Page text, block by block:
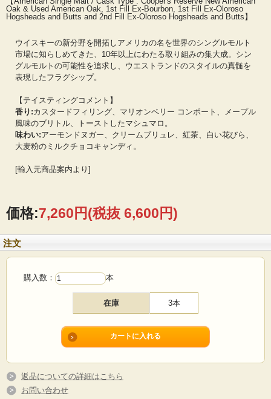
文化的な複雑さを反映しています。複雑な風味と香りを持つ高品質な大麦と、こ
の地域特有の手付かずの水源が、素晴らしいウイスキーの中核を成しています。
見事に形作っています。熟成過程では、オークの特長を見極めて絶妙な樽の構成
を組み立てています。これにより、フルーティーでありながら複雑、大麦の風味
にフォーカスした仕上がり、滑らかで香り高いキャラクターが得られるのです。
Oak & Used American Oak, 1st Fill Ex-Bourbon, 1st Fill Ex-Oloroso
Hogsheads and Butts and 2nd Fill Ex-Oloroso Hogsheads and Butts】
ウイスキーの新分野を開拓しアメリカの名を世界のシングルモルト
市場に知らしめてきた、10年以上にわたる取り組みの集大成。シン
グルモルトの可能性を追求し、ウエストランドのスタイルの真髄を
表現したフラグシップ。
【テイスティングコメント】
香り:カスタードフィリング、マリオンベリー コンポート、メープル
風味のブリトル、トーストしたマシュマロ。
味わい:アーモンドヌガー、クリームブリュレ、紅茶、白い花びら、
大麦粉のミルクチョコキャンディ。
[輸入元商品案内より]
価格:7,260円(税抜 6,600円)
注文
購入数： 本
在庫 3本
返品についての詳細はこちら
お問い合わせ